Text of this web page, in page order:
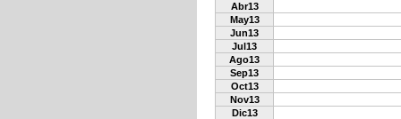
Abr13
May13
Jun13
Jul13
Ago13
Sep13
Oct13
Nov13
Dic13